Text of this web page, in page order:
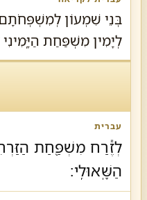
בְּנֵי שִׁמְעוֹן
לְיָמִין מִשְׁפַּחַת הַיָּֽמִינִי
לְזֶ֕רַח מִשְׁפַּ֖חַת
הַשָּֽׁאוּלִֽי׃